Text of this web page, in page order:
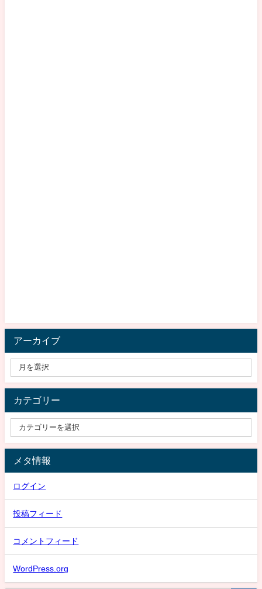
アーカイブ
カテゴリー
メタ情報
ログイン
投稿フィード
コメントフィード
WordPress.org